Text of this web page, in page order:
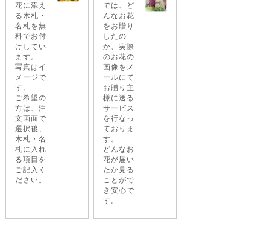
花に添え
る木札・
名札を無
料でお付
けしてい
ます。
写真はイ
メージで
す。
ご希望の
方は、注
文画面で
選択後、
木札・名
札に入れ
る項目を
ご記入く
ださい。
では、ど
んなお花
をお贈り
したの
か、実際
のお花の
画像をメ
ールにて
お贈り主
様に送る
サービス
を行なっ
ておりま
す。
どんなお
花が届い
たか見る
ことがで
き安心で
す。